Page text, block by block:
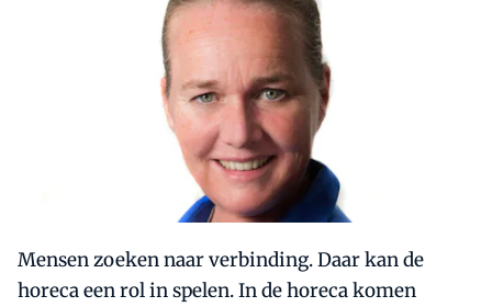
Mensen zoeken naar verbinding. Daar kan de
horeca een rol in spelen. In de horeca komen